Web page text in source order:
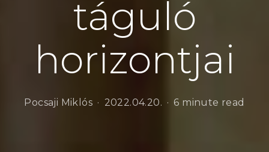
táguló
horizontjai
Pocsaji Miklós 2022.04.20. 6 minute read